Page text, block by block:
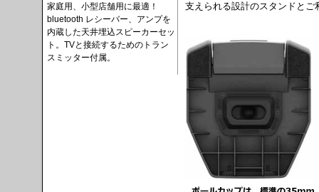
支えられる設計のスタンドとご
家庭用、小型店舗用に最適！
bluetooth レシーバー、アンプを
内蔵した天井埋込スピーカーセッ
ト。TVと接続するためのトラン
スミッター付属。